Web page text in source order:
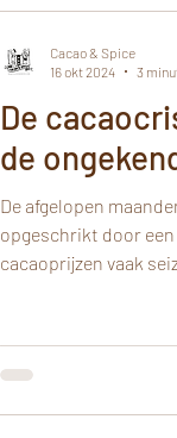
De
de
De afgelopen
opgeschrikt door
cacaoprijzen vaak
Cacao & Spice
16 okt 2024
3